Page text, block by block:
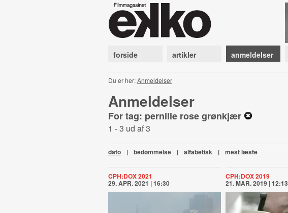
forside artikler anmeldelser
Du er her:Anmeldelser
Anmeldelser
For tag: pernille rose grønkjær
1 - 3 ud af 3
dato | bedømmelse | alfabetisk | mest læste
CPH:DOX 2021
29. APR. 2021 | 16:30
CPH:DOX 2019
21. MAR. 2019 | 12:13